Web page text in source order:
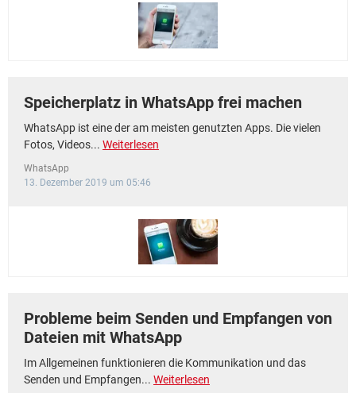
HARDWARE
Speicherplatz in WhatsApp frei machen
WhatsApp ist eine der am meisten genutzten Apps. Die vielen
Fotos, Videos... Weiterlesen
WhatsApp
13. Dezember 2019 um 05:46
Probleme beim Senden und Empfangen von
Dateien mit WhatsApp
Im Allgemeinen funktionieren die Kommunikation und das
Senden und Empfangen... Weiterlesen